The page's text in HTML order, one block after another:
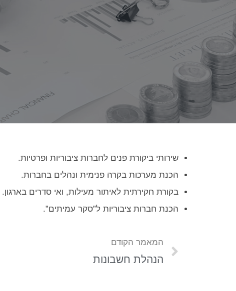
שירותי ביקורת פנים לחברות ציבוריות ופרטיות.
הכנת מערכות בקרה פנימית ונהלים בחברות.
בקורת חקירתית לאיתור מעילות, ואי סדרים בארגון.
הכנת חברות ציבוריות ל”סקר עמיתים”.
המאמר הקודם
הנהלת חשבונות